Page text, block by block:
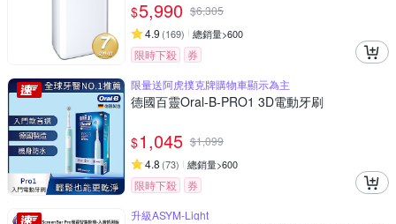
$5,990 $6,305
4.9 (169) 總銷量>600
限時下殺
券
限量送阿虎撲克牌購物車顯示為主
德國百靈Oral-B-PRO1 3D電動牙刷
$1,045 $1,099
4.8 (73) 總銷量>600
限時下殺
券
升級ASYM-Light